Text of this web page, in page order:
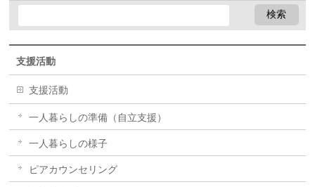
支援活動
支援活動
一人暮らしの準備（自立支援）
一人暮らしの様子
ピアカウンセリング